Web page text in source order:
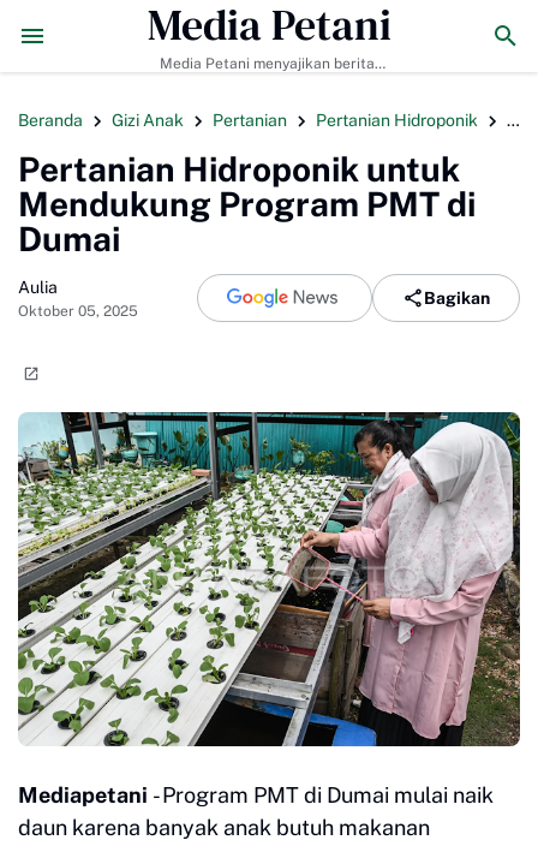
Ditunjuk sebagai Pelatih Timnas Uruguay2026年バリ島のおすす
Media Petani
Media Petani menyajikan berita
dan teknologi pertanian modern.
Beranda Gizi Anak Pertanian Pertanian Hidroponik
Pertanian Hidroponik untuk
Mendukung Program PMT di
Dumai
Aulia
Oktober 05, 2025
Bagikan
Mediapetani - Program PMT di Dumai mulai naik
daun karena banyak anak butuh makanan